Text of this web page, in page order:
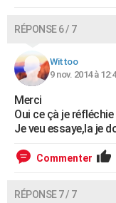
RÉPONSE 6 / 7
Wittoo
9 nov. 2014 à
Merci
Oui ce çà je
Je veu essaye,la je
Commenter
RÉPONSE 7 / 7